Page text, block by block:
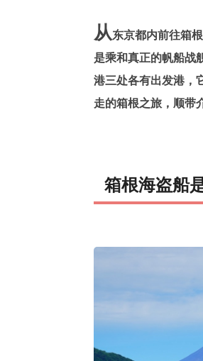
从东京都内前往箱
是乘和真正的帆船战
港三处各有出发港，
走的箱根之旅，顺带
箱根海盗船